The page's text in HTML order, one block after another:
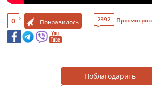
0 Понравилось 2392 Просмотров
Поблагодарить